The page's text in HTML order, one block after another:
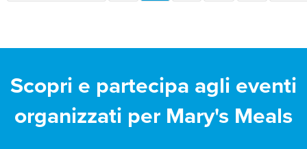
Scopri e partecipa agli eventi
organizzati per Mary's Meals